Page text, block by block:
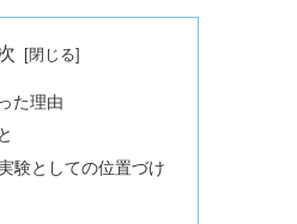
た理由
験としての位置づけ